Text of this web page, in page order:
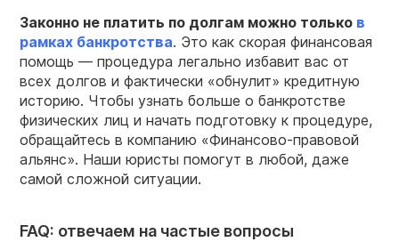
Законно не платить по долгам можно только в
рамках банкротства. Это как скорая финансовая
помощь — процедура легально избавит вас от
всех долгов и фактически «обнулит» кредитную
историю. Чтобы узнать больше о банкротстве
физических лиц и начать подготовку к процедуре,
обращайтесь в компанию «Финансово-правовой
альянс». Наши юристы помогут в любой, даже
самой сложной ситуации.
FAQ: отвечаем на частые вопросы